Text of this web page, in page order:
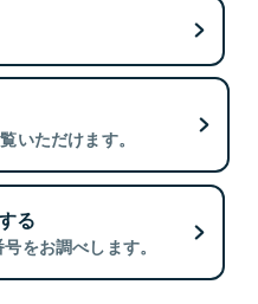
いただけます。
る
をお調べします。